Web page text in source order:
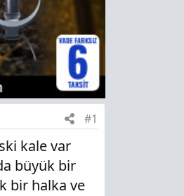
#1
kale var
büyük bir
bir halka ve